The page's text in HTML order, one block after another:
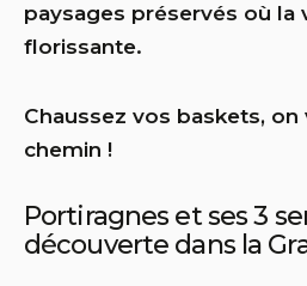
paysages préservés où la
florissante.
Chaussez vos baskets,
chemin !
Portiragnes et ses 3
découverte dans la